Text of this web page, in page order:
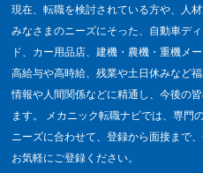
現在、転職を検討されている方や、人
みなさまのニーズにそった、自動車デ
ド、カー用品店、建機・農機・重機メ
高給与や高時給、残業や土日休みなど
情報や人間関係などに精通し、今後の
ます。 メカニック転職ナビでは、専門
ニーズに合わせて、登録から面接まで
お気軽にご登録ください。